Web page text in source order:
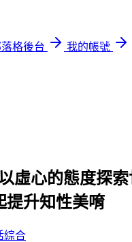
格後台
我的帳號
虛心的態度探
提升知性美唷
綜合